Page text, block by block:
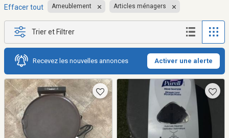
Effacer tout Ameublement Articles ménagers
Trier et Filtrer
Recevez les nouvelles annonces Activer une alerte